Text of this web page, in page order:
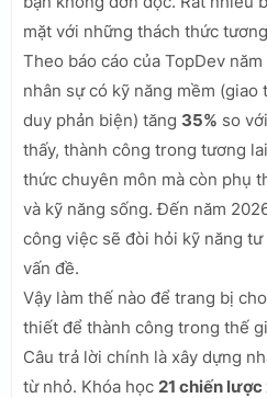
mặt với những thách thức
Theo báo cáo của TopDev
nhân sự có kỹ năng mềm
duy phản biện) tăng 35% so
thấy, thành công trong tương
thức chuyên môn mà còn phụ
và kỹ năng sống. Đến năm
công việc sẽ đòi hỏi kỹ năng
vấn đề.
Vậy làm thế nào để trang bị
thiết để thành công trong thế
Câu trả lời chính là xây dựng
từ nhỏ. Khóa học 21 chiến